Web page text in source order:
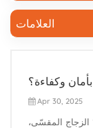
العلامات
وكفاءة؟
Apr 30, 2025
الزجاج المقسّى،